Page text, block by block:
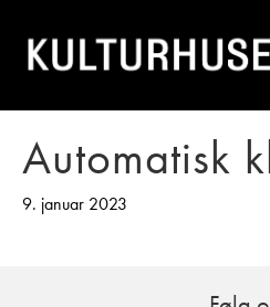
Automatisk
9. januar 2023